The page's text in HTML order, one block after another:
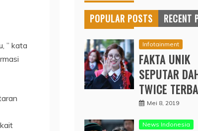
” kata
POPULAR POSTS RECENT
Infotainment
FAKTA UNIK
SEPUTAR
TWICE
Mei 8, 2019
News Indonesia